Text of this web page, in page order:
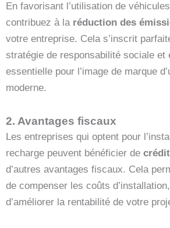
En favorisant l’utilisation de
contribuez à la réduction des
votre entreprise. Cela s’inscrit
stratégie de responsabilité sociale et
essentielle pour l’image de marque
moderne.
2. Avantages fiscaux
Les entreprises qui optent pour
recharge peuvent bénéficier de
d’autres avantages fiscaux. Cela
de compenser les coûts
d’améliorer la rentabilité de votre